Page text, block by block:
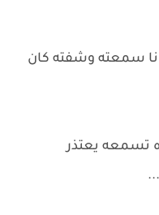
انا سمعته وشفته كان
تسمعه يعتذر